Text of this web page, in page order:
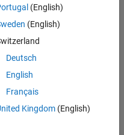
(English)
(English)
Deutsch
English
Français
Kingdom(English)